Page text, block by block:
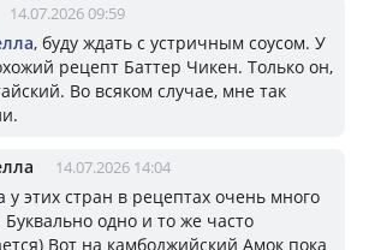
14.07.2026 09:59
, буду ждать с устричным соусом. У
рецепт Баттер Чикен. Только он,
Во всяком случае, мне так
14.07.2026 14:04
у этих стран в рецептах очень много
одно и то же часто
Вот на камбоджийский Амок пока